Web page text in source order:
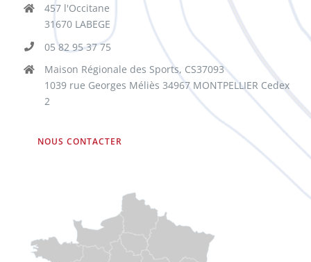
457 l'Occitane
31670 LABEGE
05 82 95 37 75
Maison Régionale des Sports, CS37093
1039 rue Georges Méliès 34967 MONTPELLIER Cedex
2
NOUS CONTACTER